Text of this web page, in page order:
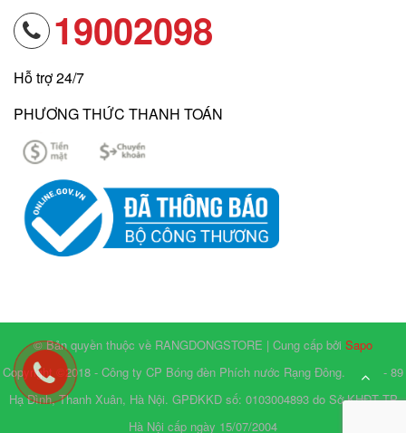
19002098
Hỗ trợ 24/7
PHƯƠNG THỨC THANH TOÁN
© Bản quyền thuộc về RANGDONGSTORE | Cung cấp bởi Sapo
Copyright ©2018 - Công ty CP Bóng đèn Phích nước Rạng Đông. Số 87 - 89
Hạ Đình, Thanh Xuân, Hà Nội. GPĐKKD số: 0103004893 do Sở KHĐT TP
Hà Nội cấp ngày 15/07/2004